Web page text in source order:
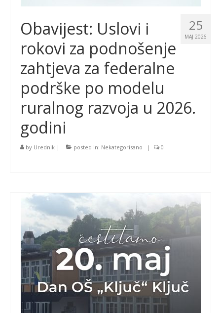
25
MAJ 2026
Obavijest: Uslovi i
rokovi za podnošenje
zahtjeva za federalne
podrške po modelu
ruralnog razvoja u 2026.
godini
by Urednik | posted in: Nekategorisano | 0